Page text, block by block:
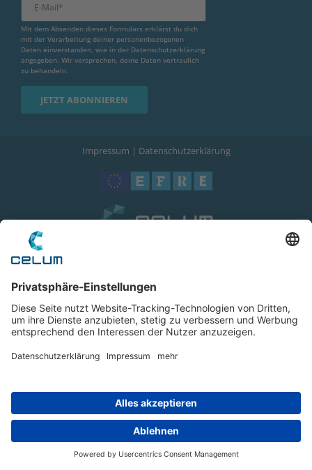
Mit dem Absenden dieses Formulars erklärst du dich
mit der Verarbeitung deiner personenbezogenen
Daten einverstanden, wie in der Datenschutzerklärung
angegeben. Wir versprechen, deine Daten vertraulich
zu behandeln.
Impressum | Datenschutzerklärung